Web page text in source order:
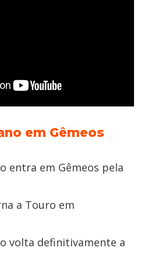
em Gêmeos
entra em Gêmeos pela
a Touro em
volta definitivamente a